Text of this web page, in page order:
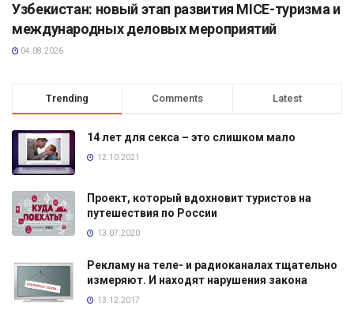
Узбекистан: новый этап развития MICE-туризма и
международных деловых мероприятий
04.08.2026
Trending Comments Latest
14 лет для секса – это слишком мало
12.10.2021
Проект, который вдохновит туристов на
путешествия по России
13.07.2020
Рекламу на теле- и радиоканалах тщательно
измеряют. И находят нарушения закона
13.12.2017